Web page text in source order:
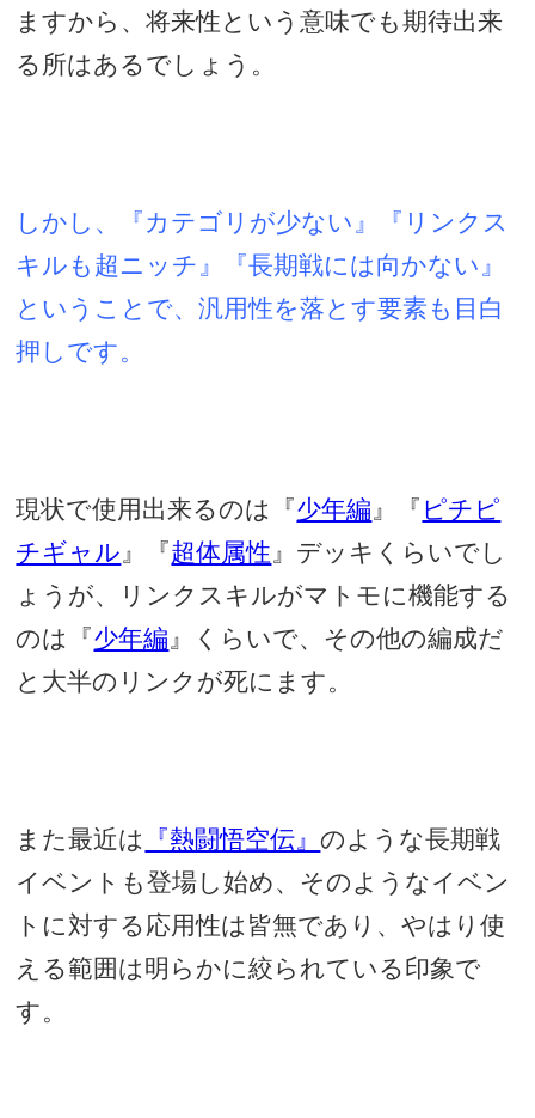
ますから、将来性という意味でも期待出来
る所はあるでしょう。
しかし、『カテゴリが少ない』『リンクス
キルも超ニッチ』『長期戦には向かない』
ということで、汎用性を落とす要素も目白
押しです。
現状で使用出来るのは『少年編』『 ピチピ
チギャル』『超体属性』デッキくらいでし
ょうが、リンクスキルがマトモに機能する
のは『少年編』くらいで、その他の編成だ
と大半のリンクが死にます。
また最近は 『熱闘悟空伝』のような長期戦
イベントも登場し始め、そのようなイベン
トに対する応用性は皆無であり、やはり使
える範囲は明らかに絞られている印象で
す。